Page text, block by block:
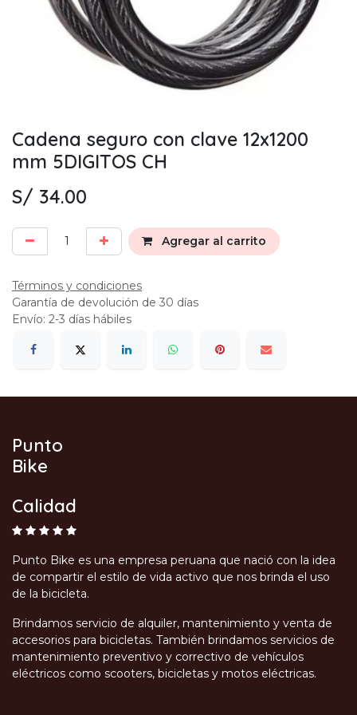
Cadena seguro con clave 12x1200
mm 5DIGITOS CH
S/ 34.00
Agregar al carrito
Términos y condiciones
Garantía de devolución de 30 días
Envío: 2-3 días hábiles
Punto
Bike
Calidad
Punto Bike es una empresa peruana que nació con la idea
de compartir el estilo de vida activo que nos brinda el uso
de la bicicleta.
Brindamos servicio de alquiler, mantenimiento y venta de
accesorios para bicicletas. También brindamos servicios de
mantenimiento preventivo y correctivo de vehículos
eléctricos como scooters, bicicletas y motos eléctricas.